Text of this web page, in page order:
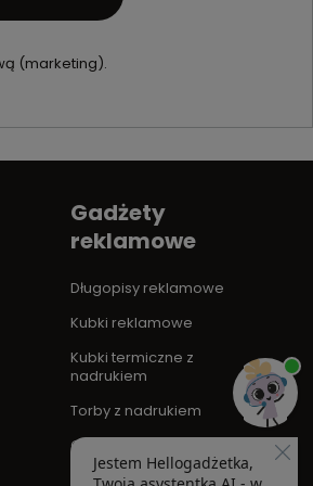
(marketing).
Gadżety
reklamowe
Długopisy reklamowe
Kubki reklamowe
Kubki termiczne z
nadrukiem
Torby z nadrukiem
Gadżety elektroniczne
Smycz z nadrukiem